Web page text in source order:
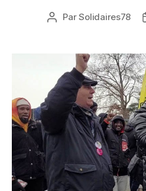
Auteur
ParSolidaires78